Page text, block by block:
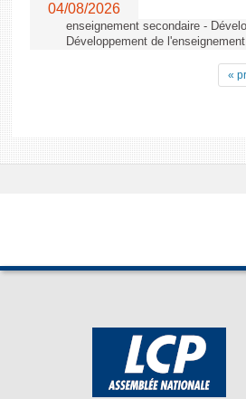
04/08/2026
enseignement secondaire -
Développement de
«